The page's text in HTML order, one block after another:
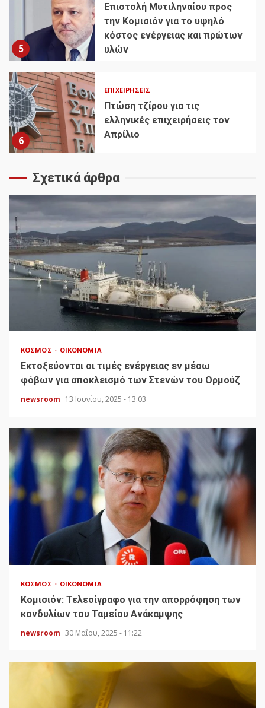
5
Επιστολή Μυτιληναίου προς
την Κομισιόν για το υψηλό
κόστος ενέργειας και πρώτων
υλών
6
ΕΠΙΧΕΙΡΉΣΕΙΣ
Πτώση τζίρου για τις
ελληνικές επιχειρήσεις τον
Απρίλιο
Σχετικά άρθρα
ΚΌΣΜΟΣ ΟΙΚΟΝΟΜΊΑ
Εκτοξεύονται οι τιμές ενέργειας εν μέσω
φόβων για αποκλεισμό των Στενών του Ορμούζ
newsroom 13 Ιουνίου, 2025 - 13:03
ΚΌΣΜΟΣ ΟΙΚΟΝΟΜΊΑ
Κομισιόν: Τελεσίγραφο για την απορρόφηση των
κονδυλίων του Ταμείου Ανάκαμψης
newsroom 30 Μαΐου, 2025 - 11:22